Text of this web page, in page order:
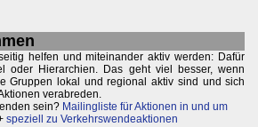
helfen und miteinander aktiv werden: Dafür
oder Hierarchien. Das geht viel besser, wenn
Gruppen lokal und regional aktiv sind und sich
verabreden.
sein? Mailingliste für Aktionen in und um
speziell zu Verkehrswendeaktionen